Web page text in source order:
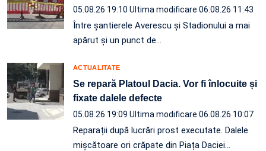
05.08.26 19:10 Ultima modificare 06.08.26 11:43
Între șantierele Averescu și Stadionului a mai
apărut și un punct de…
ACTUALITATE
Se repară Platoul Dacia. Vor fi înlocuite și
fixate dalele defecte
05.08.26 19:09 Ultima modificare 06.08.26 10:07
Reparații după lucrări prost executate. Dalele
mișcătoare ori crăpate din Piața Daciei…